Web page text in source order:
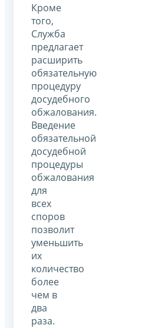
Кроме
того,
Служба
предлагает
расширить
обязательную
процедуру
досудебного
обжалования.
Введение
обязательной
досудебной
процедуры
обжалования
для
всех
споров
позволит
уменьшить
их
количество
более
чем в
два
раза.